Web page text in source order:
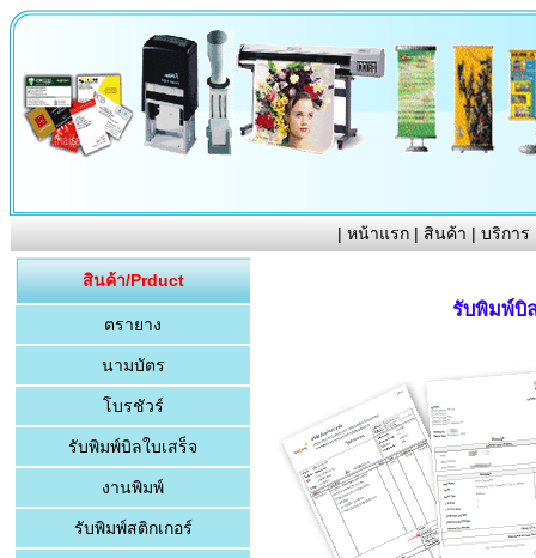
| หน้าแรก| สินค้า | บริการ
สินค้า/Prduct
ตรายาง
นามบัตร
โบรชัวร์
รับพิมพ์บิลใบเสร็จ
งานพิมพ์
รับพิมพ์สติกเกอร์
รับพิมพ์บิ